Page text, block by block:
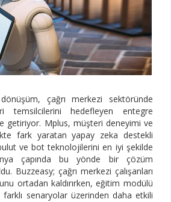
çağrı merkezi sektöründe
temsilcilerini hedefleyen entegre
getiriyor. Mplus, müşteri deneyimi ve
fark yaratan yapay zeka destekli
ve bot teknolojilerini en iyi şekilde
çapında bu yönde bir çözüm
Buzzeasy; çağrı merkezi çalışanları
ortadan kaldırırken, eğitim modülü
farklı senaryolar üzerinden daha etkili